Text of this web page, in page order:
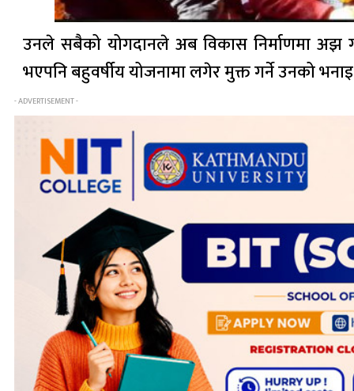
उनले सबैको योगदानले अब विकास निर्माणमा अझ
भएपनि बहुवर्षीय योजनामा लगेर मुक्त गर्ने उनको
- ADVERTISEMENT -